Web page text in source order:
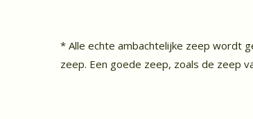
* Alle echte ambachtelijke zeep wordt
zeep. Een goede zeep, zoals de zeep